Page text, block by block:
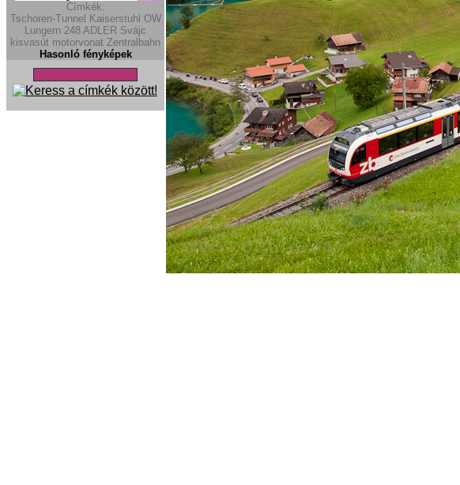
Címkék:
Tschoren-Tunnel Kaiserstuhl OW
Lungern 248 ADLER Svájc
kisvasút motorvonat Zentralbahn
Hasonló fényképek